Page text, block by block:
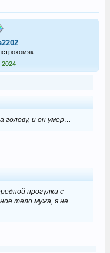
2024
голову, и он умер…
прогулки с
тело мужа, я не